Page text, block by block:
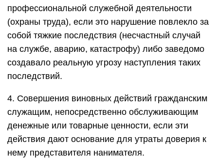
профессиональной служебной деятельности
(охраны труда), если это нарушение повлекло за
собой тяжкие последствия (несчастный случай
на службе, аварию, катастрофу) либо заведомо
создавало реальную угрозу наступления таких
последствий.
4. Совершения виновных действий гражданским
служащим, непосредственно обслуживающим
денежные или товарные ценности, если эти
действия дают основание для утраты доверия к
нему представителя нанимателя.